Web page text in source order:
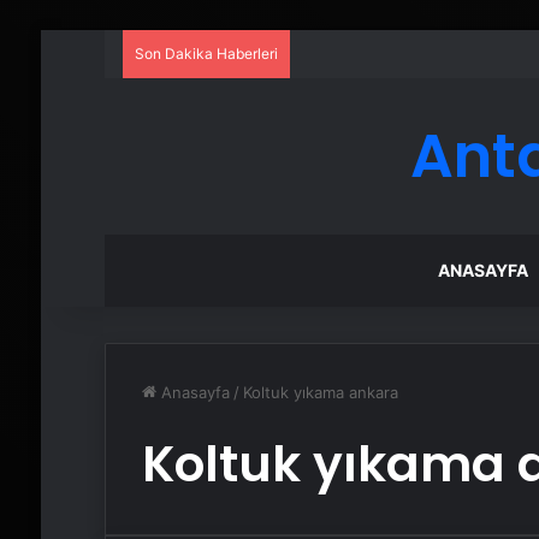
Son Dakika Haberleri
ANASAYFA
Anasayfa / Koltuk yıkama ankara
Koltuk yıkama